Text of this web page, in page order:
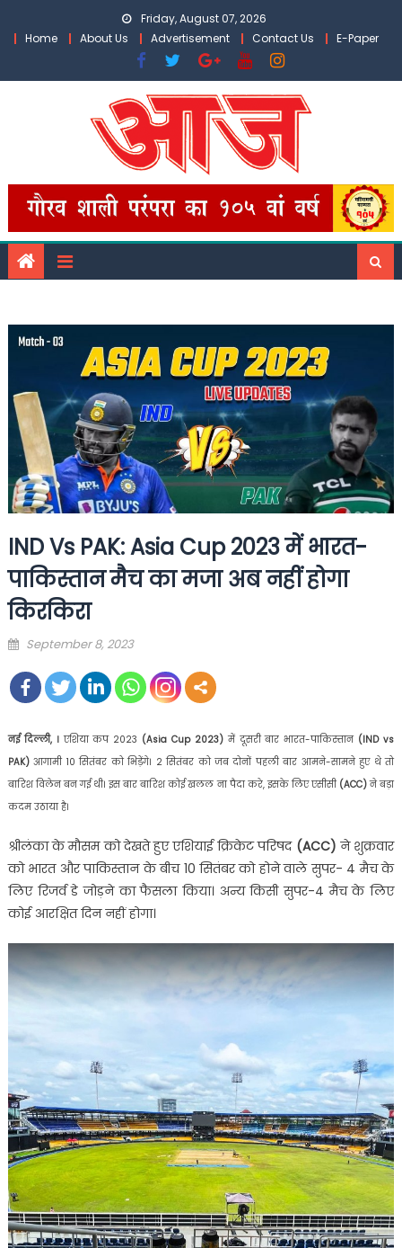
Friday, August 07, 2026
Home
About Us Advertisement Contact Us E-Paper
IND Vs PAK: Asia Cup 2023 में भारत-
पाकिस्तान मैच का मजा अब नहीं होगा
किरकिरा
Posted
September 8, 2023
नई दिल्ली, ।एशिया कप 2023 (Asia Cup 2023)में दूसरी बार भारत-पाकिस्तान (IND vs
PAK)आगामी 10 सितंबर को भिड़ेंगे। 2 सितंबर को जब दोनों पहली बार आमने-सामने हुए थे तो
बारिश विलेन बन गई थी। इस बार बारिश कोई खलल ना पैदा करे, इसके लिए एसीसी (ACC)ने बड़ा
कदम उठाया है।
श्रीलंका के मौसम को देखते हुए एशियाई क्रिकेट परिषद (ACC) ने शुक्रवार
को भारत और पाकिस्तान के बीच 10 सितंबर को होने वाले सुपर- 4 मैच के
लिए रिजर्व डे जोड़ने का फैसला किया। अन्य किसी सुपर-4 मैच के लिए
कोई आरक्षित दिन नहीं होगा।